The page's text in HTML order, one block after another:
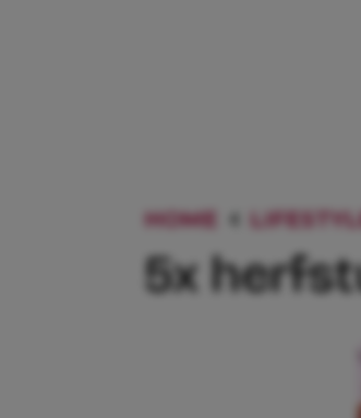
HOME
5x